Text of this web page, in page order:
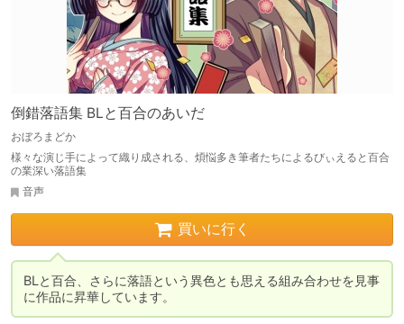
倒錯落語集 BLと百合のあいだ
おぼろまどか
様々な演じ手によって織り成される、煩悩多き筆者たちによるびぃえると百合
の業深い落語集
音声
買いに行く
BLと百合、さらに落語という異色とも思える組み合わせを見事
に作品に昇華しています。